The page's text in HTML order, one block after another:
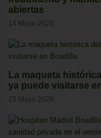
abiertas
14 Mayo 2026
La maqueta
ya puede visitarse
25 Mayo 2026